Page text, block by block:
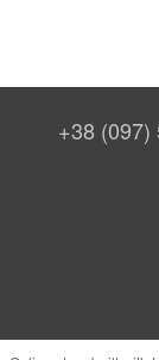
+38 (097)